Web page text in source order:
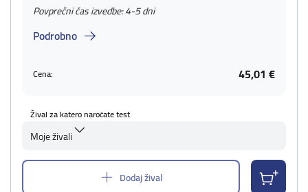
Povprečni čas izvedbe: 4-5 dni
Podrobno
Cena: 45,01 €
Žival za katero naročate test
Moje živali
Dodaj žival